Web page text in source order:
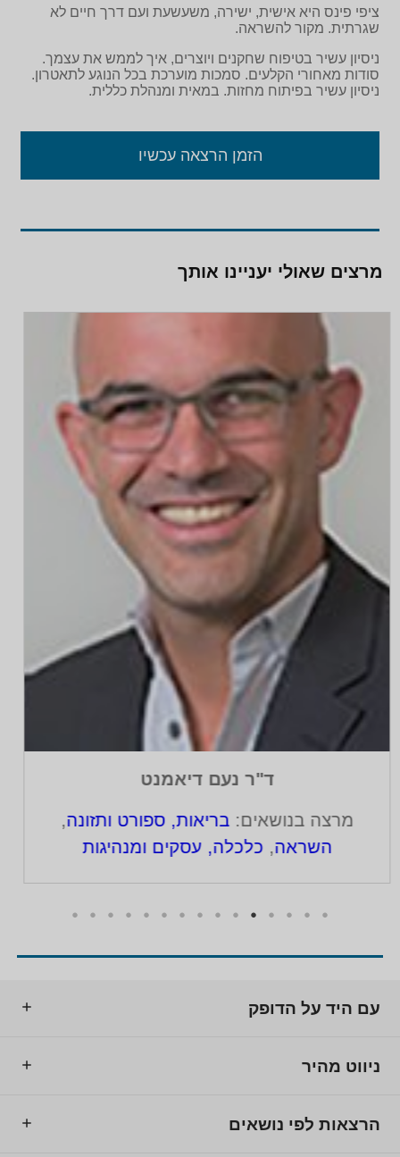
ציפי פינס היא אישית, ישירה, משעשעת ועם דרך חיים לא
שגרתית. מקור להשראה.
ניסיון עשיר בטיפוח שחקנים ויוצרים, איך לממש את עצמך.
סודות מאחורי הקלעים. סמכות מוערכת בכל הנוגע לתאטרון.
ניסיון עשיר בפיתוח מחזות. במאית ומנהלת כללית.
הזמן הרצאה עכשיו
מרצים שאולי יעניינו אותך
מרצה בנושאים:הגיל
מוטיבציה, מצוינות
ותזונה,
עם היד על הדופק
ניווט מהיר
הרצאות לפי נושאים